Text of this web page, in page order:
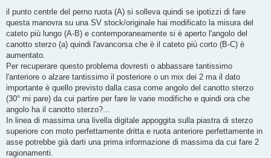
il punto centrle del perno ruota (A) si solleva quindi se ipotizzi di fare
questa manovra su una SV stock/originale hai modificato la misura del
cateto più lungo (A-B) e contemporaneamente si è aperto l'angolo del
canotto sterzo (a) quindi l'avancorsa che è il cateto più corto (B-C) è
aumentato.
Per recuperare questo problema dovresti o abbassare tantissimo
l'anteriore o alzare tantissimo il posteriore o un mix dei 2 ma il dato
importante è quello previsto dalla casa come angolo del canotto sterzo
(30° mi pare) da cui partire per fare le varie modifiche e quindi ora che
angolo ha il canotto sterzo?...
In linea di massima una livella digitale appoggita sulla piastra di sterzo
superiore con moto perfettamente dritta e ruota anteriore perfettamente in
asse potrebbe già darti una prima informazione di massima da cui fare 2
ragionamenti.